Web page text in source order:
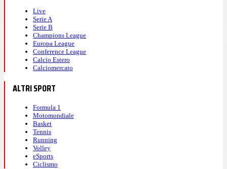
Live
Serie A
Serie B
Champions League
Europa League
Conference League
Calcio Estero
Calciomercato
ALTRI SPORT
Formula 1
Motomondiale
Basket
Tennis
Running
Volley
eSports
Ciclismo